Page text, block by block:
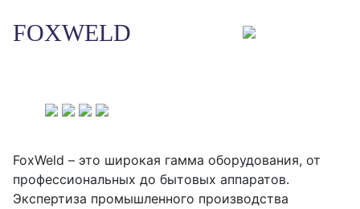
FOXWELD
FoxWeld – это широкая гамма оборудования, от
профессиональных до бытовых аппаратов.
Экспертиза промышленного производства